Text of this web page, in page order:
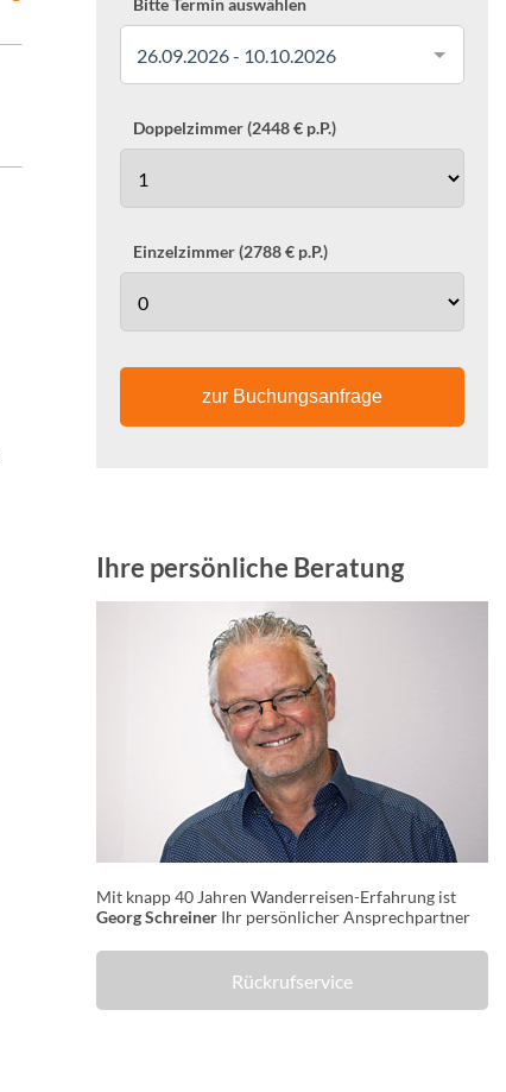
Bitte Termin auswählen
26.09.2026 - 10.10.2026
Doppelzimmer (2448 € p.P.)
Einzelzimmer (2788 € p.P.)
zur Buchungsanfrage
Ihre persönliche Beratung
Mit knapp 40 Jahren Wanderreisen-Erfahrung ist
Georg Schreiner Ihr persönlicher Ansprechpartner
Rückrufservice